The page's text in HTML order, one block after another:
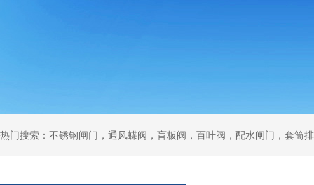
热门搜索：不锈钢闸门，通风蝶阀，盲板阀，百叶阀，配水闸门，套筒